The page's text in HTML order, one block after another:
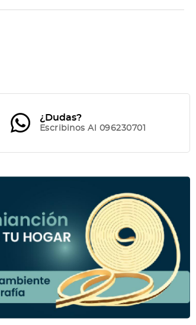
¿Dudas?
Escribinos Al 096230701